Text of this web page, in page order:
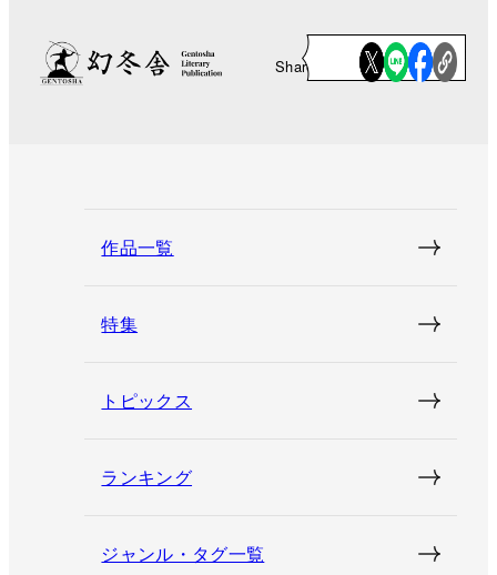
Share
作品一覧
特集
トピックス
ランキング
ジャンル・タグ一覧